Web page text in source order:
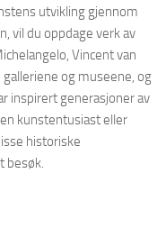
utvikling gjennom
vil du oppdage verk av
Vincent van
galleriene og museene, og
inspirert generasjoner av
kunstentusiast eller
historiske
besøk.